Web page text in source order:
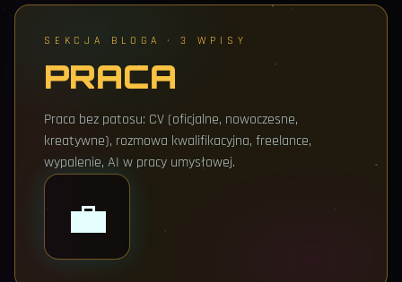
SEKCJA BLOGA ·3 WPISY
PRACA
Praca bez patosu: CV (oficjalne, nowoczesne,
kreatywne), rozmowa kwalifikacyjna, freelance,
wypalenie, AI w pracy umysłowej.
💼